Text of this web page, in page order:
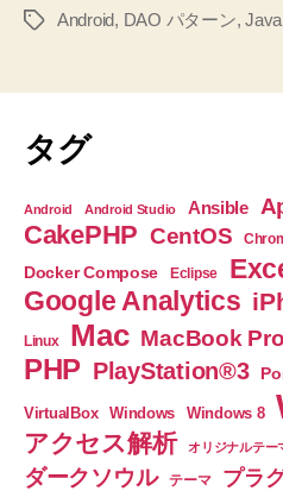
タ
Android, DAO パターン,Java
タグ
Android Android Studio Ansible
CakePHP CentOS
Docker Compose Eclipse
Google Analytics
Linux Mac MacBook Pro
PHP PlayStation®3
VirtualBox Windows Windows 8
アクセス解析 オリジナルテー
ダークソウル テーマ プラ